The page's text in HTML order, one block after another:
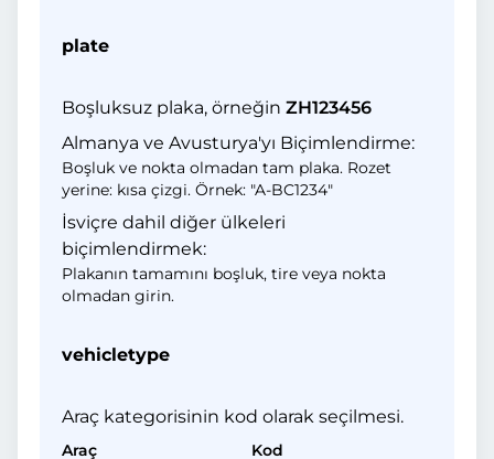
plate
Boşluksuz plaka, örneğin ZH123456
Almanya ve Avusturya'yı Biçimlendirme:
Boşluk ve nokta olmadan tam plaka. Rozet
yerine: kısa çizgi. Örnek: "A-BC1234"
İsviçre dahil diğer ülkeleri
biçimlendirmek:
Plakanın tamamını boşluk, tire veya nokta
olmadan girin.
vehicletype
Araç kategorisinin kod olarak seçilmesi.
Araç
Kod